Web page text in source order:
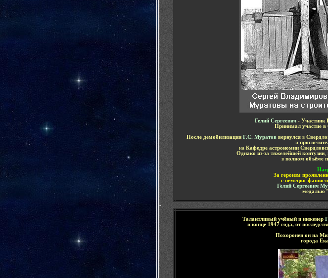
Гелий Сергеевич - Участник
Принимал участие в
После демобилизации Г.С. Муратов вернулся в
и
на Кафедре астрономии
Однако из-за тяжелейшей контузии
в полном объёме
За героизм
с немецко-
Гелий Сергеевич
медалью
-
Талантливый учёный и инженер
в конце 1947 года, от
Похоронен он на
города